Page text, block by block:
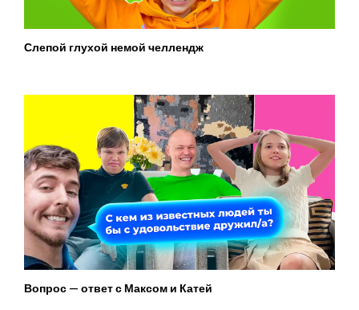
Слепой глухой немой челлендж
Вопрос — ответ с Максом и Катей